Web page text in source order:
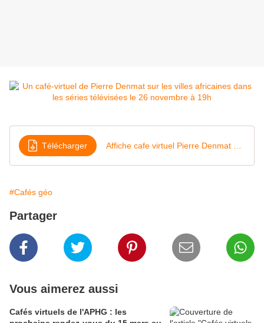
Télécharger
#Cafés géo
Partager
Vous aimerez aussi
Cafés virtuels de l'APHG : les